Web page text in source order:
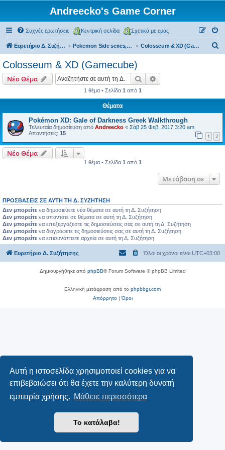
Αυτή η ιστοσελίδα χρησιμοποιεί cookies για να
επιβεβαιώσει ότι θα έχετε την καλύτερη δυνατή
εμπειρία χρήσης. Μάθετε περισσότερα
Το κατάλαβα!
Andreecko's Game Corner
Συχνές ερωτήσεις Κεντρική σελίδα Σχετικά με εμάς
Ευρετήριο Δ. Συζήτησης Pokemon Side series, Spin-offs Colosseum & XD (Gamecube)
η
Colosseum & XD (Gamecube)
Νέο Θέμα Αναζήτηση
1 θέμα • Σελίδα 1 από 1
Θέματα
Pokémon XD: Gale of Darkness Greek Walkthrough
Τελευταία δημοσίευση από Andreecko « Σάβ 25 Φεβ, 2017 3:20 am
Απαντήσεις: 15 1 2
Νέο Θέμα
1 θέμα • Σελίδα 1 από 1
Μετάβαση σε
ΠΡΟΣΒΆΣΕΙΣ ΣΕ ΑΥΤΉ ΤΗ Δ. ΣΥΖΉΤΗΣΗ
Δεν μπορείτε να δημοσιεύετε νέα θέματα σε αυτή τη Δ. Συζήτηση
Δεν μπορείτε να απαντάτε σε θέματα σε αυτή τη Δ. Συζήτηση
Δεν μπορείτε να επεξεργάζεστε τις δημοσιεύσεις σας σε αυτή τη Δ. Συζήτηση
Δεν μπορείτε να διαγράφετε τις δημοσιεύσεις σας σε αυτή τη Δ. Συζήτηση
Δεν μπορείτε να επισυνάπτετε αρχεία σε αυτή τη Δ. Συζήτηση
Ευρετήριο Δ. Συζήτησης Όλοι οι χρόνοι είναι UTC+03:00
Δημιουργήθηκε από phpBB® Forum Software © phpBB Limited
Ελληνική μετάφραση από το phpbbgr.com
Απόρρητο|Όροι